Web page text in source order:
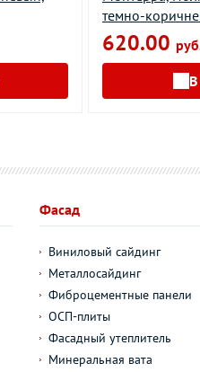
темно-
620.00
Фасад
Виниловый сайдинг
Металлосайдинг
Фиброцементные панели
ОСП-плиты
Фасадный утеплитель
Минеральная вата